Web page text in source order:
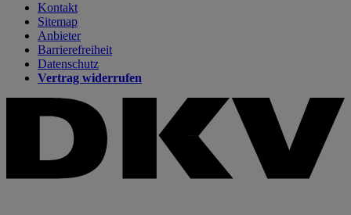
Kontakt
Sitemap
Anbieter
Barrierefreiheit
Datenschutz
Vertrag widerrufen